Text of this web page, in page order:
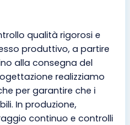
qualità rigorosi e
produttivo, a partire
alla consegna del
realizziamo
per garantire che i
In produzione,
continuo e controlli